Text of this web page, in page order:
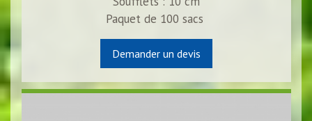
Paquet de 100 sacs
Demander un devis